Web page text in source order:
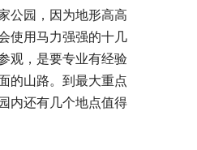
公园，因为地形高高
使用马力强强的十几
观，是要专业有经验
的山路。到最大重点
内还有几个地点值得